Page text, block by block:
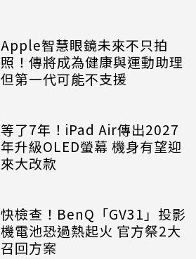
Apple智慧眼鏡未來不只拍
照！傳將成為健康與運動助理
但第一代可能不支援
等了7年！iPad Air傳出2027
年升級OLED螢幕 機身有望迎
來大改款
快檢查！BenQ「GV31」投影
機電池恐過熱起火 官方祭2大
召回方案